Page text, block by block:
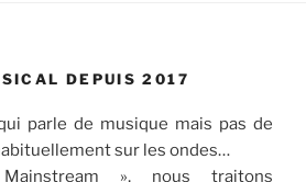
DEPUIS 2017
parle de musique mais pas de
sur les ondes…
», nous traitons